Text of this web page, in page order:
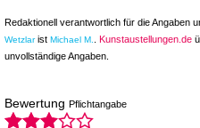
Redaktionell verantwortlich für die Angaben
Wetzlarist Michael M. Kunstaustellungen.de
unvollständige Angaben.
Bewertung Pflichtangabe